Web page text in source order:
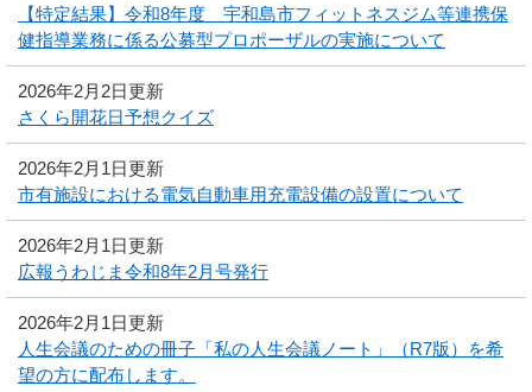
【特定結果】令和8年度 宇和島市フィットネスジム等連携保
健指導業務に係る公募型プロポーザルの実施について
2026年2月2日更新
さくら開花日予想クイズ
2026年2月1日更新
市有施設における電気自動車用充電設備の設置について
2026年2月1日更新
広報うわじま令和8年2月号発行
2026年2月1日更新
人生会議のための冊子「私の人生会議ノート」（R7版）を希
望の方に配布します。